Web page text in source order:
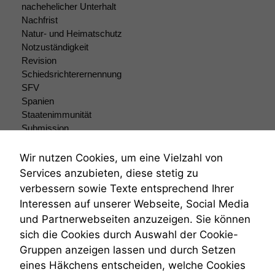
nachehelicher Unterhalt
Nachfrist
Natur- und Heimatschutz
Notzuständigkeit
Revision
Schiedsrichterernennung
SFV
Spanien
Staatenimmunität
Submission
Teilungsklage
Venezuela
VRK
Wiederherstellungsanordnung
Zivilprozessordnung
ZPO
Zustellfiktion
Zuständigkeit
Öffentliches Personalrecht
Wir nutzen Cookies, um eine Vielzahl von
Services anzubieten, diese stetig zu
verbessern sowie Texte entsprechend Ihrer
Interessen auf unserer Webseite, Social Media
und Partnerwebseiten anzuzeigen. Sie können
sich die Cookies durch Auswahl der Cookie-
Gruppen anzeigen lassen und durch Setzen
eines Häkchens entscheiden, welche Cookies